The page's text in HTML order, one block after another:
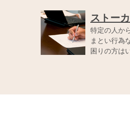
ストー
特定の人か
まとい行為
困りの方は